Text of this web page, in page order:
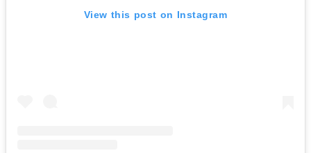
View this post on Instagram